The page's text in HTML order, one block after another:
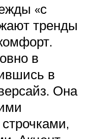
«с
тренды
в
в
Она